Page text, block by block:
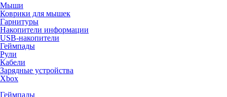
Мыши
Коврики для мышек
Гарнитуры
Накопители информации
USB-накопители
Геймпады
Рули
Кабели
Зарядные устройства
Xbox
Геймпады